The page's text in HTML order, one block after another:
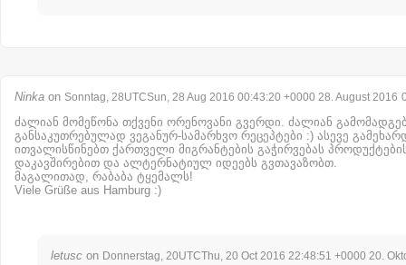
Ninka on Sonntag, 28UTCSun, 28 Aug 2016 00:43:20 +0000 28. August 2016
ძალიან მომეწონა თქვენი ორენოვანი გვერდი. ძალიან
განსაკუთრებულად ვეგანურ-სამარხვო რეცეპტები :) ასევე
ითვალისწინებთ ქართველი მიგრანტების გაჭირვებას
დაკავშირებით და ალტერნატიულ იდეებს გვთავაზობთ.
მაგალითად, რაბაბა ტყემალს!
Viele Grüße aus Hamburg :)
letusc on Donnerstag, 20UTCThu, 20 Oct 2016 22:48:51 +0000 20.